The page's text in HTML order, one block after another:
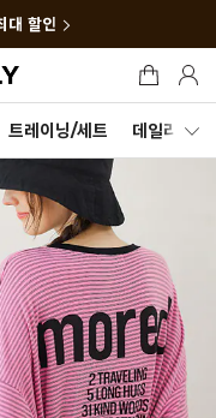
대 할인
트레이닝/세트 데일리세트